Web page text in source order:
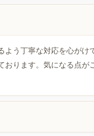
よう丁寧な対応を心がけ
ります。気になる点が